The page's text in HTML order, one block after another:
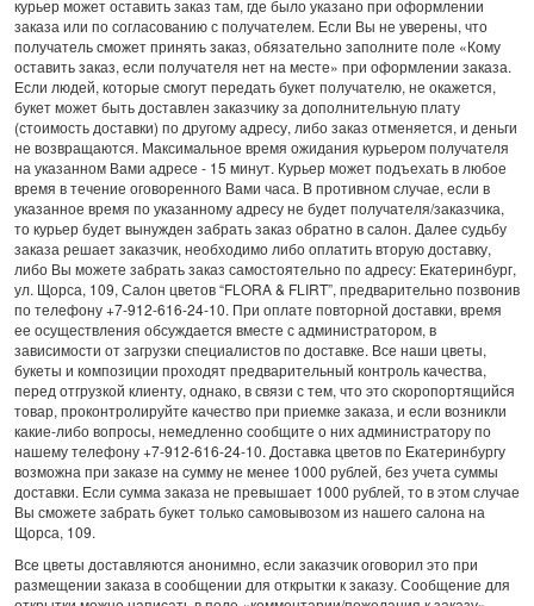
курьер может оставить заказ там, где было указано при оформлении
заказа или по согласованию с получателем. Если Вы не уверены, что
получатель сможет принять заказ, обязательно заполните поле «Кому
оставить заказ, если получателя нет на месте» при оформлении заказа.
Если людей, которые смогут передать букет получателю, не окажется,
букет может быть доставлен заказчику за дополнительную плату
(стоимость доставки) по другому адресу, либо заказ отменяется, и деньги
не возвращаются. Максимальное время ожидания курьером получателя
на указанном Вами адресе - 15 минут. Курьер может подъехать в любое
время в течение оговоренного Вами часа. В противном случае, если в
указанное время по указанному адресу не будет получателя/заказчика,
то курьер будет вынужден забрать заказ обратно в салон. Далее судьбу
заказа решает заказчик, необходимо либо оплатить вторую доставку,
либо Вы можете забрать заказ самостоятельно по адресу: Екатеринбург,
ул. Щорса, 109, Салон цветов “FLORA & FLIRT”, предварительно позвонив
по телефону +7-912-616-24-10. При оплате повторной доставки, время
ее осуществления обсуждается вместе с администратором, в
зависимости от загрузки специалистов по доставке. Все наши цветы,
букеты и композиции проходят предварительный контроль качества,
перед отгрузкой клиенту, однако, в связи с тем, что это скоропортящийся
товар, проконтролируйте качество при приемке заказа, и если возникли
какие-либо вопросы, немедленно сообщите о них администратору по
нашему телефону +7-912-616-24-10. Доставка цветов по Екатеринбургу
возможна при заказе на сумму не менее 1000 рублей, без учета суммы
доставки. Если сумма заказа не превышает 1000 рублей, то в этом случае
Вы сможете забрать букет только самовывозом из нашего салона на
Щорса, 109.
Все цветы доставляются анонимно, если заказчик оговорил это при
размещении заказа в сообщении для открытки к заказу. Сообщение для